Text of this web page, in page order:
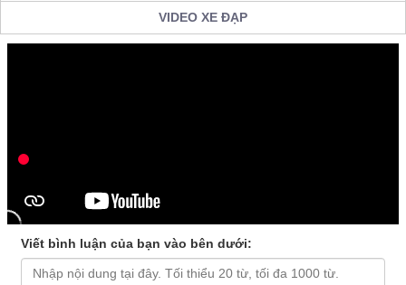
VIDEO XE ĐẠP
Viết bình luận của bạn vào bên dưới: